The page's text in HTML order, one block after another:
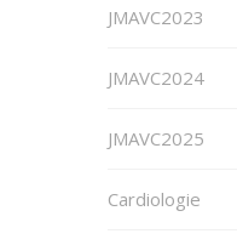
JMAVC2023
JMAVC2024
JMAVC2025
Cardiologie